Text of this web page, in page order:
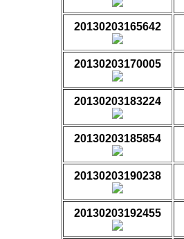
20130203165642
20130203170005
20130203183224
20130203185854
20130203190238
20130203192455